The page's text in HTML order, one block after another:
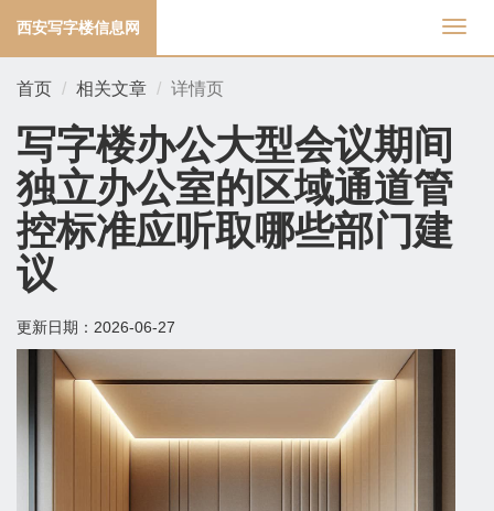
切
换
西安写字楼信息网
首页 相关文章 详情页
写字楼办公大型会议期间
独立办公室的区域通道管
控标准应听取哪些部门建
议
更新日期： 2026-06-27